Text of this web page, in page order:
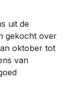
uit de
gekocht over
oktober tot
van